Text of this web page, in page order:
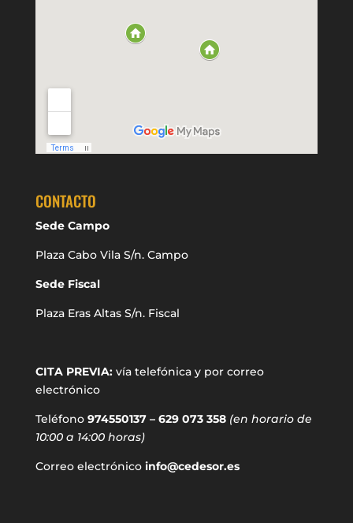
CONTACTO
Sede Campo
Plaza Cabo Vila S/n. Campo
Sede Fiscal
Plaza Eras Altas S/n. Fiscal
CITA PREVIA:vía telefónica y por correo
electrónico
Teléfono 974550137 – 629 073 358 (en horario de
10:00 a 14:00 horas)
Correo electrónico info@cedesor.es